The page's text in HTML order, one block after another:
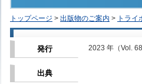
トップページ > 出版物のご案内 > トライ
発行 2023 年（Vol.
出典